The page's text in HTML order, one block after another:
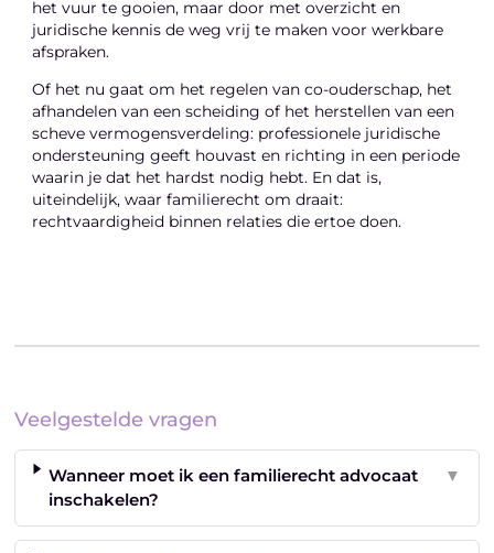
het vuur te gooien, maar door met overzicht en
juridische kennis de weg vrij te maken voor werkbare
afspraken.
Of het nu gaat om het regelen van co-ouderschap, het
afhandelen van een scheiding of het herstellen van een
scheve vermogensverdeling: professionele juridische
ondersteuning geeft houvast en richting in een periode
waarin je dat het hardst nodig hebt. En dat is,
uiteindelijk, waar familierecht om draait:
rechtvaardigheid binnen relaties die ertoe doen.
Veelgestelde vragen
Wanneer moet ik een familierecht advocaat
inschakelen?
▼